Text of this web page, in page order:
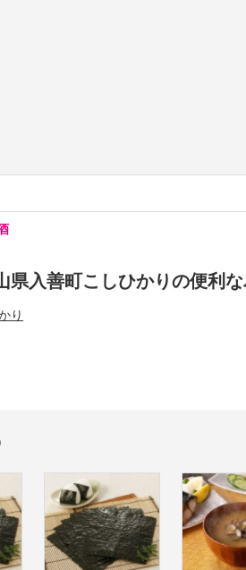
県入善町こしひかりの便利
り